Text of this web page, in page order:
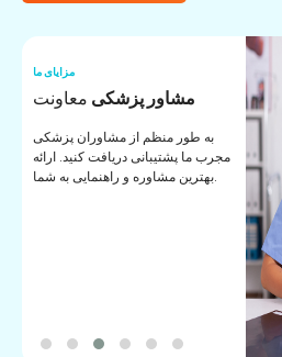
مزایای ما
مشاور پزشکی معاونت
به طور منظم از مشاوران پزشکی
مجرب ما پشتیبانی دریافت کنید. ارائه
بهترین مشاوره و راهنمایی به شما.